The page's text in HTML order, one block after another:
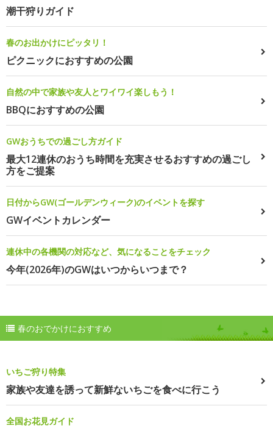
潮干狩りガイド
春のお出かけにピッタリ！
ピクニックにおすすめの公園
自然の中で家族や友人とワイワイ楽しもう！
BBQにおすすめの公園
GWおうちでの過ごし方ガイド
最大12連休のおうち時間を充実させるおすすめの過ごし
方をご提案
日付からGW(ゴールデンウィーク)のイベントを探す
GWイベントカレンダー
連休中の各機関の対応など、気になることをチェック
今年(2026年)のGWはいつからいつまで？
春のおでかけにおすすめ
いちご狩り特集
家族や友達を誘って新鮮ないちごを食べに行こう
全国お花見ガイド